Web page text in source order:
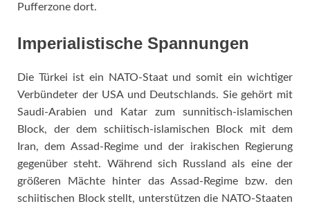
Pufferzone dort.
Imperialistische Spannungen
Die Türkei ist ein NATO-Staat und somit ein wichtiger
Verbündeter der USA und Deutschlands. Sie gehört mit
Saudi-Arabien und Katar zum sunnitisch-islamischen
Block, der dem schiitisch-islamischen Block mit dem
Iran, dem Assad-Regime und der irakischen Regierung
gegenüber steht. Während sich Russland als eine der
größeren Mächte hinter das Assad-Regime bzw. den
schiitischen Block stellt, unterstützen die NATO-Staaten